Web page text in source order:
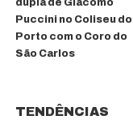
dupla de Giacomo
Puccini no Coliseu do
Porto com o Coro do
São Carlos
TENDÊNCIAS